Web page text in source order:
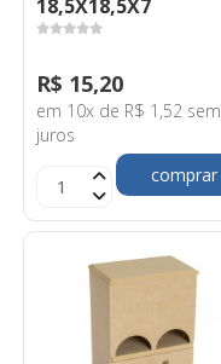
18,5X18,5X7
R$ 15,20
em 10x de R$ 1,52 sem
juros
comprar